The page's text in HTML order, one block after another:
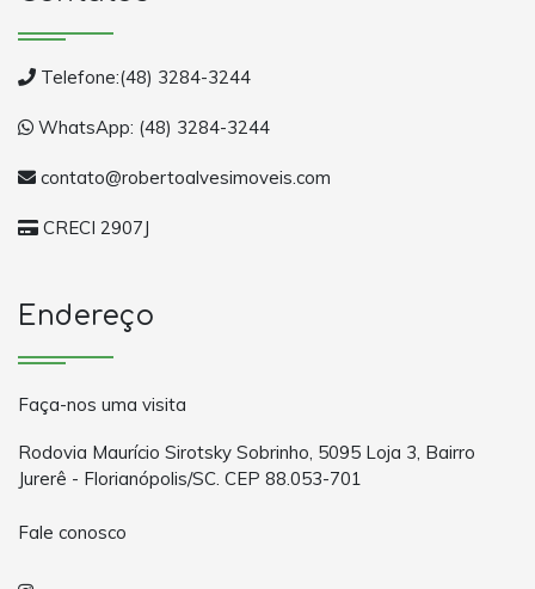
Telefone:(48) 3284-3244
WhatsApp: (48) 3284-3244
contato@robertoalvesimoveis.com
CRECI 2907J
Endereço
Faça-nos uma visita
Rodovia Maurício Sirotsky Sobrinho, 5095 Loja 3, Bairro
Jurerê - Florianópolis/SC. CEP 88.053-701
Fale conosco